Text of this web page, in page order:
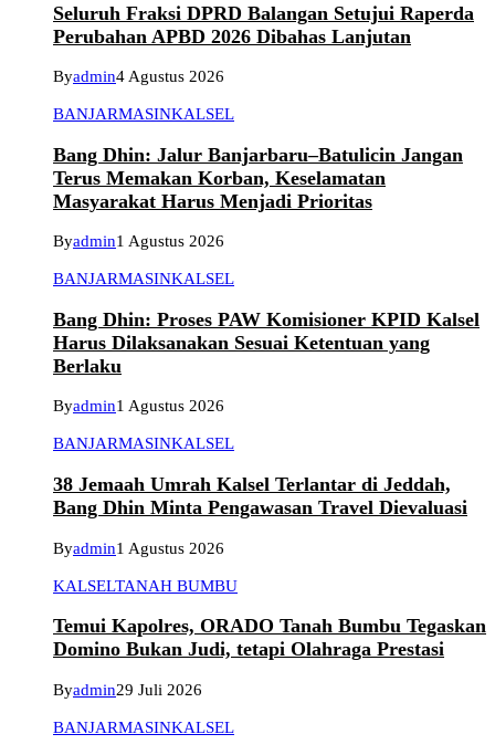
Seluruh Fraksi DPRD Balangan Setujui Raperda
Perubahan APBD 2026 Dibahas Lanjutan
Byadmin4 Agustus 2026
BANJARMASINKALSEL
Bang Dhin: Jalur Banjarbaru–Batulicin Jangan
Terus Memakan Korban, Keselamatan
Masyarakat Harus Menjadi Prioritas
Byadmin1 Agustus 2026
BANJARMASINKALSEL
Bang Dhin: Proses PAW Komisioner KPID Kalsel
Harus Dilaksanakan Sesuai Ketentuan yang
Berlaku
Byadmin1 Agustus 2026
BANJARMASINKALSEL
38 Jemaah Umrah Kalsel Terlantar di Jeddah,
Bang Dhin Minta Pengawasan Travel Dievaluasi
Byadmin1 Agustus 2026
KALSELTANAH BUMBU
Temui Kapolres, ORADO Tanah Bumbu Tegaskan
Domino Bukan Judi, tetapi Olahraga Prestasi
Byadmin29 Juli 2026
BANJARMASINKALSEL